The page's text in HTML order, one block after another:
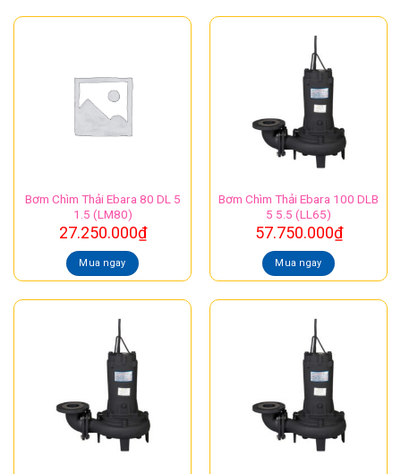
Bơm Chìm Thải Ebara 80 DL 5
1.5 (LM80)
27.250.000₫
Mua ngay
Bơm Chìm Thải Ebara 100 DLB
5 5.5 (LL65)
57.750.000₫
Mua ngay